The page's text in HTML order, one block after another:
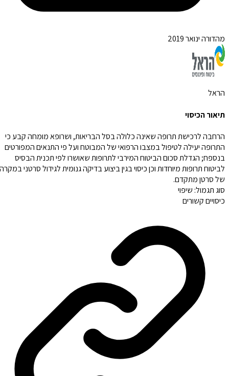
מהדורה ינואר 2019
הראל
תיאור הכיסוי
הרחבה לרכישת תרופה שאינה כלולה בסל הבריאות, ושרופא מומחה קבע כי
התרופה יעילה לטיפול במצבו הרפואי של המבוטח ועל פי התנאים המפורטים
בנספח; הגדלת סכום הביטוח המירבי לתרופות שאושרו לפי תכנית הבסיס
לביטוח תרופות מיוחדות וכן כיסוי בגין ביצוע בדיקה גנומית לגידול סרטני במקרה
של סרטן מתקדם.
סוג תגמול:שיפוי
כיסויים קשורים